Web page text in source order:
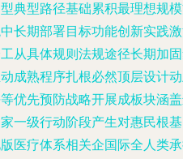
典型路径基础累积最理想规
长期部署目标功能创新实践
从具体规则法规途径长期加
成熟程序扎根必然顶层设计
优先预防战略开展成板块涵
一级行动阶段产生对惠民根
医疗体系相关企国际全人类